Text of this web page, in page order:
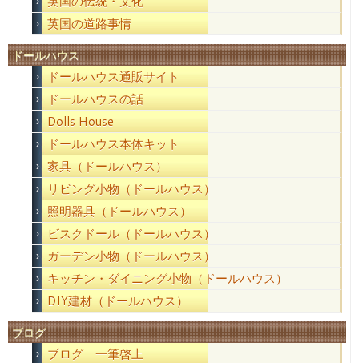
英国の道路事情
ドールハウス
ドールハウス通販サイト
ドールハウスの話
Dolls House
ドールハウス本体キット
家具（ドールハウス）
リビング小物（ドールハウス）
照明器具（ドールハウス）
ビスクドール（ドールハウス）
ガーデン小物（ドールハウス）
キッチン・ダイニング小物（ドールハウス）
DIY建材（ドールハウス）
ブログ
ブログ 一筆啓上